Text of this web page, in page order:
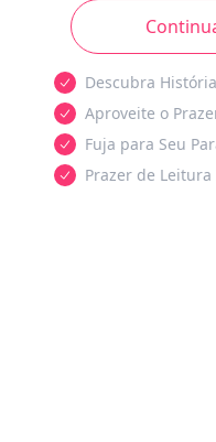
Descubra
Aproveite o
Fuja para Seu
Prazer de